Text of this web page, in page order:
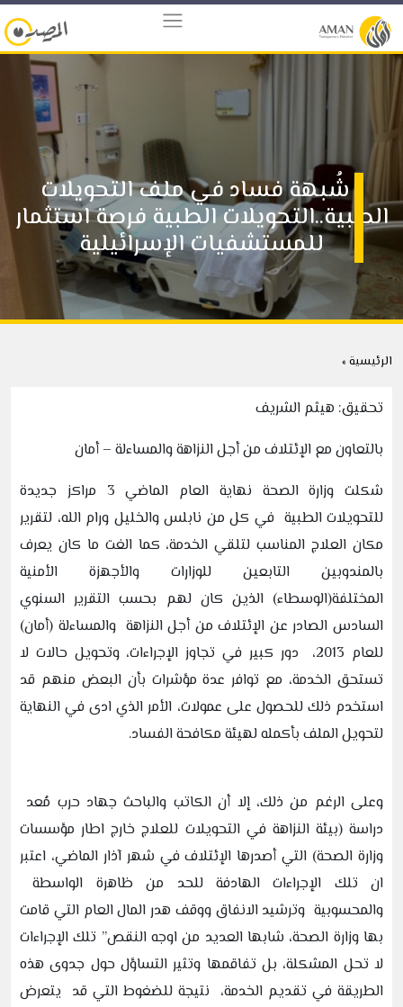
شُبهة فساد في ملف التحويلات
الطبية..التحويلات الطبية فرصة استثمار
للمستشفيات الإسرائيلية
الرئيسية »
تحقيق: هيثم الشريف
بالتعاون مع الإئتلاف من أجل النزاهة والمساءلة – أمان
شكلت وزارة الصحة نهاية العام الماضي 3 مراكز جديدة
للتحويلات الطبية في كل من نابلس والخليل ورام الله، لتقرير
مكان العلاج المناسب لتلقي الخدمة، كما الغت ما كان يعرف
بالمندوبين التابعين للوزارات والأجهزة الأمنية
المختلفة(الوسطاء) الذين كان لهم بحسب التقرير السنوي
السادس الصادر عن الإئتلاف من أجل النزاهة والمساءلة (أمان)
للعام 2013، دور كبير في تجاوز الإجراءات، وتحويل حالات لا
تستحق الخدمة، مع توافر عدة مؤشرات بأن البعض منهم قد
استخدم ذلك للحصول على عمولات، الأمر الذي ادى في النهاية
لتحويل الملف بأكمله لهيئة مكافحة الفساد.
وعلى الرغم من ذلك، إلا أن الكاتب والباحث جهاد حرب مُعد
دراسة (بيئة النزاهة في التحويلات للعلاج خارج اطار مؤسسات
وزارة الصحة) التي أصدرها الإئتلاف في شهر آذار الماضي، اعتبر
ان تلك الإجراءات الهادفة للحد من ظاهرة الواسطة
والمحسوبية وترشيد الانفاق ووقف هدر المال العام التي قامت
بها وزارة الصحة، شابها العديد من اوجه النقص” تلك الإجراءات
لا تحل المشكلة، بل تفاقمها وتثير التساؤل حول جدوى هذه
الطريقة في تقديم الخدمة، نتيجة للضغوط التي قد يتعرض